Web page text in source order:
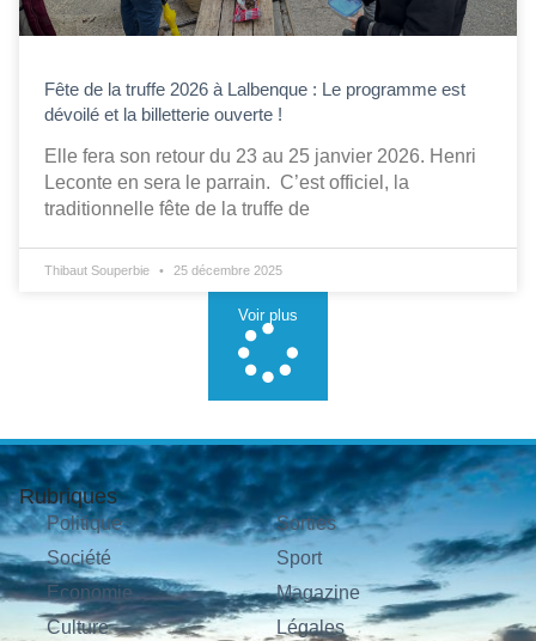
Fête de la truffe 2026 à Lalbenque : Le programme est
dévoilé et la billetterie ouverte !
Elle fera son retour du 23 au 25 janvier 2026. Henri
Leconte en sera le parrain. C’est officiel, la
traditionnelle fête de la truffe de
Thibaut Souperbie 25 décembre 2025
Voir plus
Rubriques
Politique
Société
Économie
Culture
Sorties
Sport
Magazine
Légales